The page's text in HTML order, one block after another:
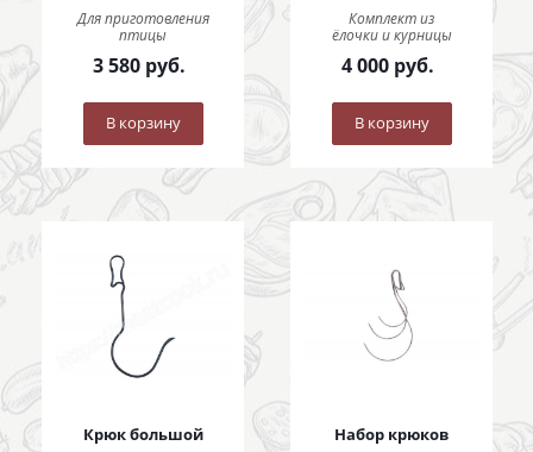
Для приготовления
птицы
3 580руб.
В корзину
Комплект из
ёлочки и курницы
4 000руб.
В корзину
Крюк большой Набор крюков